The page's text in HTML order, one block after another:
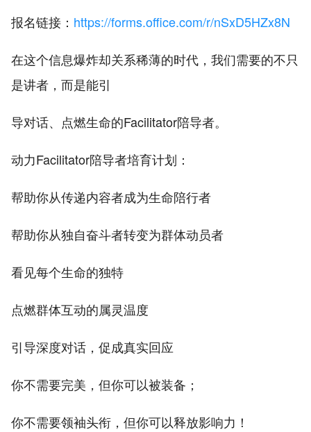
报名链接： https://forms.office.com/r/nSxD5HZx8N
在这个信息爆炸却关系稀薄的时代，我们需要的不只
是讲者，而是能引
导对话、点燃生命的Facilitator陪导者。
动力Facilitator陪导者培育计划：
帮助你从传递内容者成为生命陪行者
帮助你从独自奋斗者转变为群体动员者
看见每个生命的独特
点燃群体互动的属灵温度
引导深度对话，促成真实回应
你不需要完美，但你可以被装备；
你不需要领袖头衔，但你可以释放影响力！